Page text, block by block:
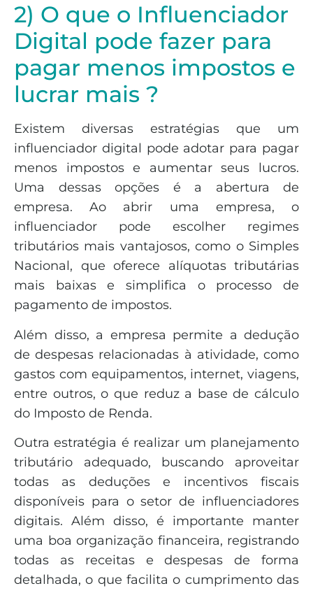
2) O que o Influenciador
Digital pode fazer para
pagar menos impostos e
lucrar mais ?
Existem diversas estratégias que um
influenciador digital pode adotar para pagar
menos impostos e aumentar seus lucros.
Uma dessas opções é a abertura de
empresa. Ao abrir uma empresa, o
influenciador pode escolher regimes
tributários mais vantajosos, como o Simples
Nacional, que oferece alíquotas tributárias
mais baixas e simplifica o processo de
pagamento de impostos.
Além disso, a empresa permite a dedução
de despesas relacionadas à atividade, como
gastos com equipamentos, internet, viagens,
entre outros, o que reduz a base de cálculo
do Imposto de Renda.
Outra estratégia é realizar um planejamento
tributário adequado, buscando aproveitar
todas as deduções e incentivos fiscais
disponíveis para o setor de influenciadores
digitais. Além disso, é importante manter
uma boa organização financeira, registrando
todas as receitas e despesas de forma
detalhada, o que facilita o cumprimento das